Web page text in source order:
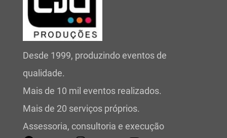
Desde 1999, produzindo eventos de
qualidade.
Mais de 10 mil eventos realizados.
Mais de 20 serviços próprios.
Assessoria, consultoria e execução